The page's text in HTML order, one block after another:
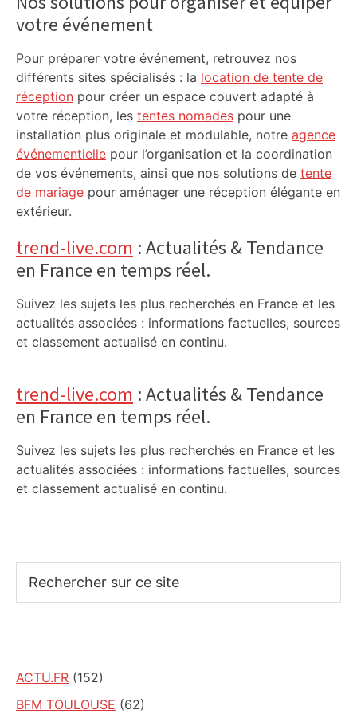
votre événement
Pour préparer votre événement, retrouvez nos
différents sites spécialisés : la location de tente de
réception pour créer un espace couvert adapté à
votre réception, les tentes nomades pour une
installation plus originale et modulable, notre agence
événementielle pour l’organisation et la coordination
de vos événements, ainsi que nos solutions de tente
de mariage pour aménager une réception élégante en
extérieur.
trend-live.com : Actualités & Tendance
en France en temps réel.
Suivez les sujets les plus recherchés en France et les
actualités associées : informations factuelles, sources
et classement actualisé en continu.
trend-live.com : Actualités & Tendance
en France en temps réel.
Suivez les sujets les plus recherchés en France et les
actualités associées : informations factuelles, sources
et classement actualisé en continu.
sur
ACTU.FR (152)
BFM TOULOUSE (62)